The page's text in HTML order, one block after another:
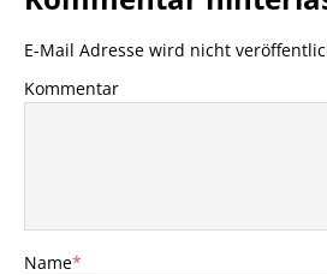
E-Mail Adresse wird nicht
Kommentar
Name*